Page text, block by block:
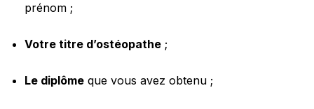
prénom ;
Votre titre d’ostéopathe ;
Le diplôme que vous avez obtenu ;